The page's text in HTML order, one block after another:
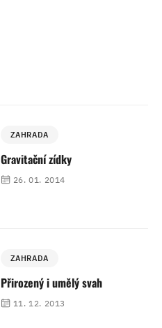
ZAHRADA
Gravitační zídky
26. 01. 2014
ZAHRADA
Přirozený i umělý svah
11. 12. 2013